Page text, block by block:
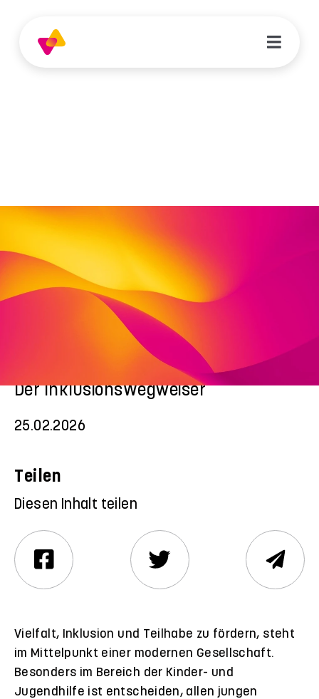
Overview
Jugendhilfe meets
Behindertenhilfe: Inklusion
Der InklusionsWegweiser
25.02.2026
Teilen
Diesen Inhalt teilen
Vielfalt, Inklusion und Teilhabe zu fördern, steht
im Mittelpunkt einer modernen Gesellschaft.
Besonders im Bereich der Kinder- und
Jugendhilfe ist entscheiden, allen jungen